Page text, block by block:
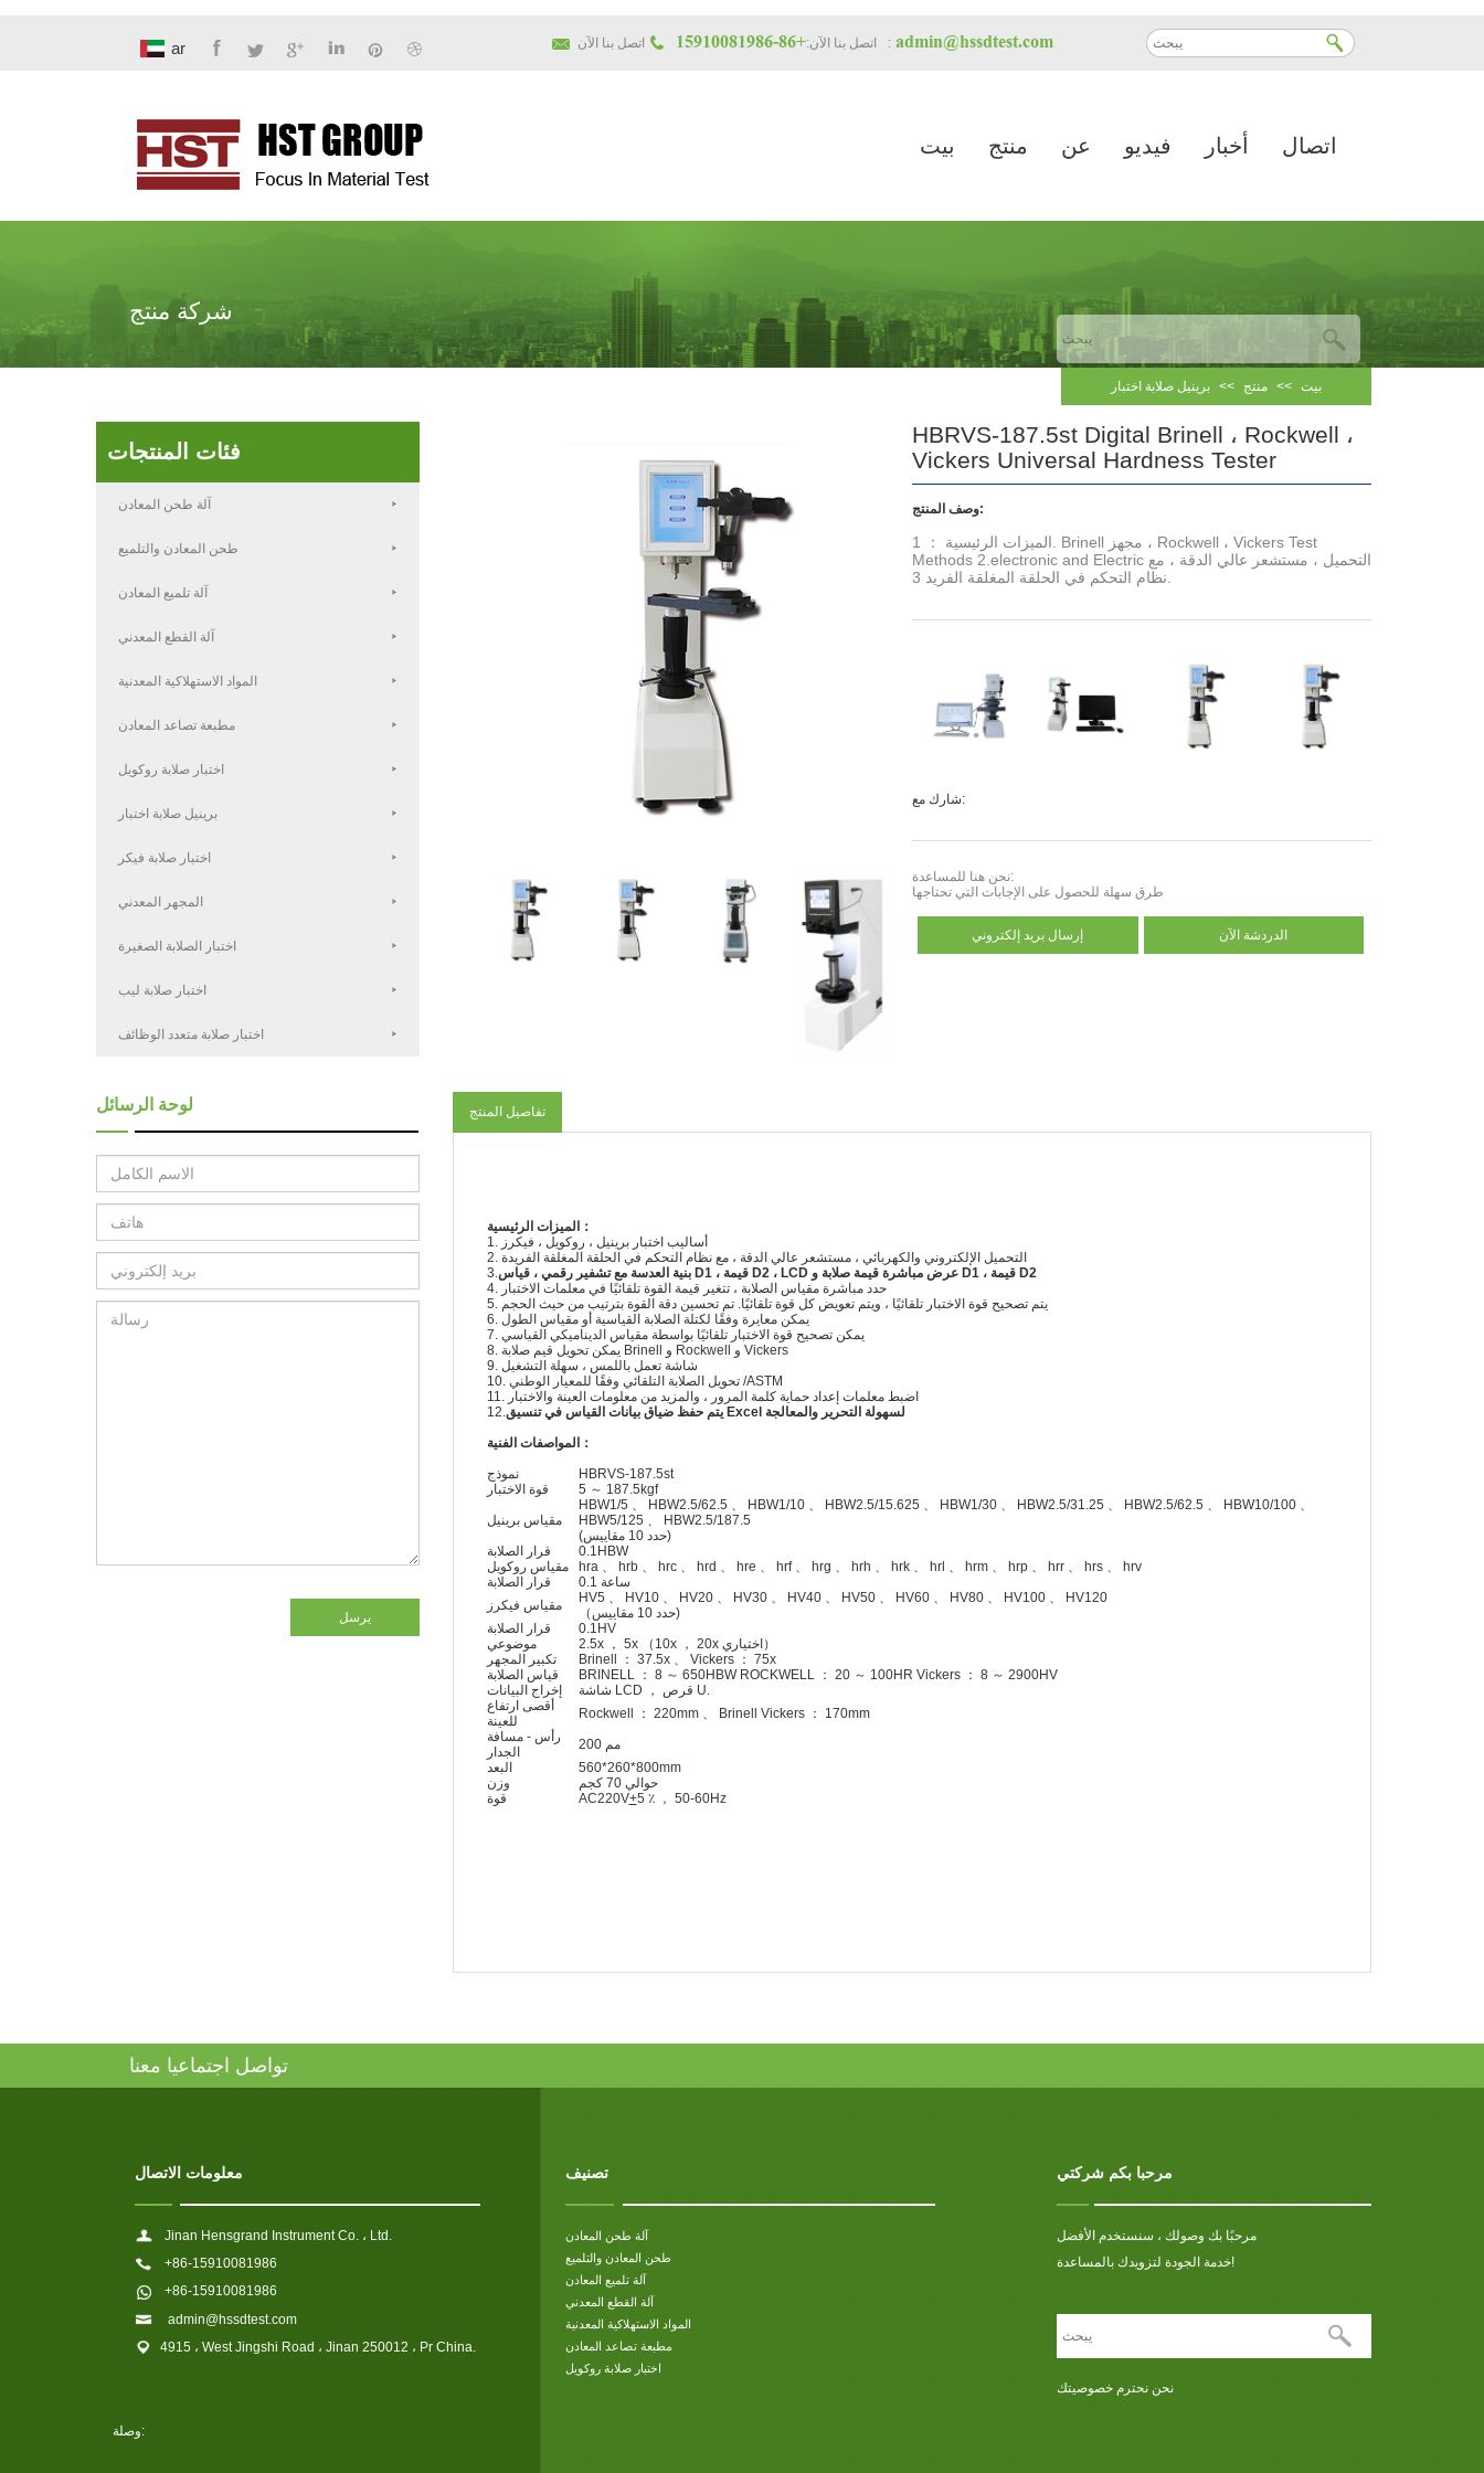
ar اتصل بنا الآن:+86-15910081986 اتصل بنا الآن: admin@hssdtest.com
بيت منتج عن فيديو أخبار اتصال
شركة منتج
بيت >> منتج >> برينيل صلابة اختبار
فئات المنتجات
آلة طحن المعادن
طحن المعادن والتلميع
آلة تلميع المعادن
آلة القطع المعدني
المواد الاستهلاكية المعدنية
مطبعة تصاعد المعادن
اختبار صلابة روكويل
برينيل صلابة اختبار
اختبار صلابة فيكر
المجهر المعدني
اختبار الصلابة الصغيرة
اختبار صلابة ليب
اختبار صلابة متعدد الوظائف
لوحة الرسائل
يرسل
HBRVS-187.5st Digital Brinell ، Rockwell ،
Vickers Universal Hardness Tester
وصف المنتج:
الميزات الرئيسية ： 1. Brinell مجهز ، Rockwell ، Vickers Test
Methods 2.electronic and Electric التحميل ، مستشعر عالي الدقة ، مع
شارك مع:
نحن هنا للمساعدة:
طرق سهلة للحصول على الإجابات التي تحتاجها
إرسال بريد إلكتروني الدردشة الآن
تفاصيل المنتج
الميزات الرئيسية：
1. أساليب اختبار برينيل ، روكويل ، فيكرز
2. التحميل الإلكتروني والكهربائي ، مستشعر عالي الدقة ، مع نظام التحكم في الحلقة المغلقة الفريدة
3.
بنية العدسة مع تشفير رقمي ، قياس D1 ، قيمة D2 ، LCD عرض مباشرة قيمة صلابة و D1 ، قيمة D2
4. حدد مباشرة مقياس الصلابة ، تتغير قيمة القوة تلقائيًا في معلمات الاختبار
5. يتم تصحيح قوة الاختبار تلقائيًا ، ويتم تعويض كل قوة تلقائيًا. تم تحسين دقة القوة بترتيب من حيث الحجم
6. يمكن معايرة وفقًا لكتلة الصلابة القياسية أو مقياس الطول
7. يمكن تصحيح قوة الاختبار تلقائيًا بواسطة مقياس الديناميكي القياسي
8. يمكن تحويل قيم صلابة Brinell و Rockwell و Vickers
9. شاشة تعمل باللمس ، سهلة التشغيل
10. تحويل الصلابة التلقائي وفقًا للمعيار الوطني /ASTM
11. اضبط معلمات إعداد حماية كلمة المرور ، والمزيد من معلومات العينة والاختبار
12.
يتم حفظ ضياق بيانات القياس في تنسيق Excel لسهولة التحرير والمعالجة
المواصفات الفنية：
نموذج
HBRVS-187.5st
قوة الاختبار
5 ～ 187.5kgf
مقياس برينيل
HBW1/5 、 HBW2.5/62.5 、 HBW1/10 、 HBW2.5/15.625 、 HBW1/30 、 HBW2.5/31.25 、 HBW2.5/62.5 、 HBW10/100 、
HBW5/125 、 HBW2.5/187.5
(حدد 10 مقاييس)
قرار الصلابة
0.1HBW
مقياس روكويل
hra 、 hrb 、 hrc 、 hrd 、 hre 、 hrf 、 hrg 、 hrh 、 hrk 、 hrl 、 hrm 、 hrp 、 hrr 、 hrs 、 hrv
قرار الصلابة
0.1 ساعة
مقياس فيكرز
HV5 、 HV10 、 HV20 、 HV30 、 HV40 、 HV50 、 HV60 、 HV80 、 HV100 、 HV120
（حدد 10 مقاييس)
قرار الصلابة
0.1HV
موضوعي
2.5x ， 5x （10x ， 20x اختياري）
تكبير المجهر
Brinell ： 37.5x 、 Vickers ： 75x
قياس الصلابة
BRINELL ： 8 ～ 650HBW ROCKWELL ： 20 ～ 100HR Vickers ： 8 ～ 2900HV
إخراج البيانات
شاشة LCD ， قرص U.
أقصى ارتفاع
للعينة
Rockwell ： 220mm 、 Brinell Vickers ： 170mm
رأس - مسافة
الجدار
200 مم
البعد
560*260*800mm
وزن
حوالي 70 كجم
قوة
AC220V+5 ٪ ， 50-60Hz
تواصل اجتماعيا معنا
معلومات الاتصال
Jinan Hensgrand Instrument Co. ، Ltd.
+86-15910081986
+86-15910081986
admin@hssdtest.com
4915 ، West Jingshi Road ، Jinan 250012 ، Pr China.
تصنيف
آلة طحن المعادن
طحن المعادن والتلميع
آلة تلميع المعادن
آلة القطع المعدني
المواد الاستهلاكية المعدنية
مطبعة تصاعد المعادن
اختبار صلابة روكويل
مرحبا بكم شركتي
مرحبًا بك وصولك ، سنستخدم الأفضل
خدمة الجودة لتزويدك بالمساعدة!
نحن نحترم خصوصيتك
وصلة: